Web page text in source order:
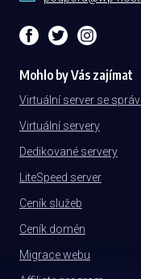
Mohlo by Vás zajímat
Virtuální server se
Virtuální servery
Dedikované servery
LiteSpeed server
Ceník služeb
Ceník domén
Migrace webu